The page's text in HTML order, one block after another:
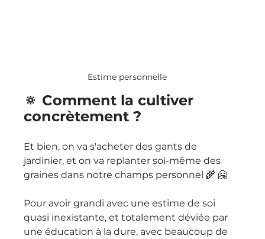
Estime personnelle
🔅 Comment la cultiver
concrètement ?
Et bien, on va s'acheter des gants de
jardinier, et on va replanter soi-même des
graines dans notre champs personnel 🌾 🤗
Pour avoir grandi avec une estime de soi
quasi inexistante, et totalement déviée par
une éducation à la dure, avec beaucoup de